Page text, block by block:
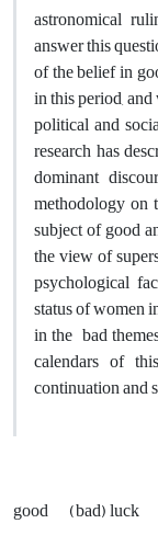
astronomical
answer this
of the belief in
in this period,
political and
research has
dominant
methodology on
subject of good
the view of
psychological
status of women
in the bad
calendars of
continuation and
good (bad) luck